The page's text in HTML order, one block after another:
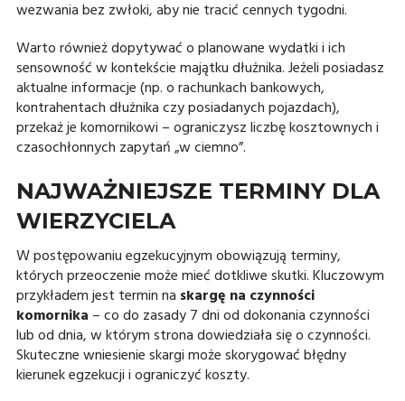
wezwania bez zwłoki, aby nie tracić cennych tygodni.
Warto również dopytywać o planowane wydatki i ich
sensowność w kontekście majątku dłużnika. Jeżeli posiadasz
aktualne informacje (np. o rachunkach bankowych,
kontrahentach dłużnika czy posiadanych pojazdach),
przekaż je komornikowi – ograniczysz liczbę kosztownych i
czasochłonnych zapytań „w ciemno”.
NAJWAŻNIEJSZE TERMINY DLA
WIERZYCIELA
W postępowaniu egzekucyjnym obowiązują terminy,
których przeoczenie może mieć dotkliwe skutki. Kluczowym
przykładem jest termin na skargę na czynności
komornika – co do zasady 7 dni od dokonania czynności
lub od dnia, w którym strona dowiedziała się o czynności.
Skuteczne wniesienie skargi może skorygować błędny
kierunek egzekucji i ograniczyć koszty.